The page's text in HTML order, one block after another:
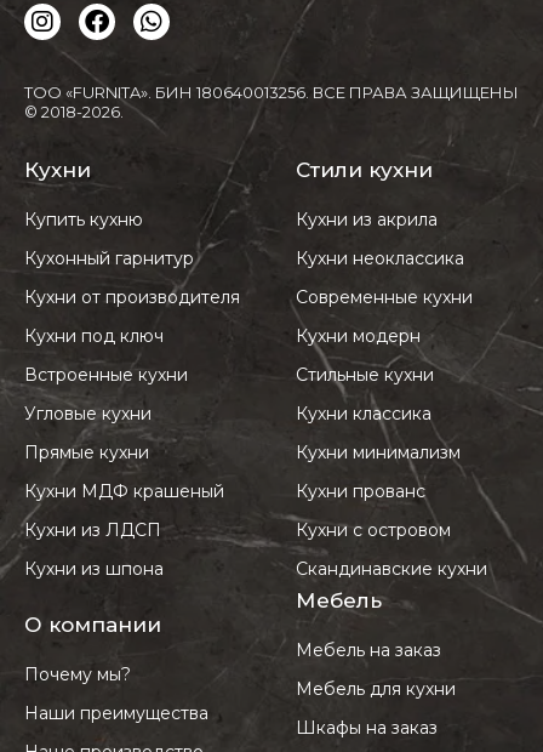
ТОО «FURNITA». БИН 180640013256. ВСЕ ПРАВА ЗАЩИЩЕНЫ
© 2018-2026.
О компании
Почему мы?
Наши преимущества
Кухни
Купить кухню
Кухонный гарнитур
Кухни от производителя
Кухни под ключ
Встроенные кухни
Угловые кухни
Прямые кухни
Кухни МДФ крашеный
Кухни из ЛДСП
Кухни из шпона
Стили кухни
Кухни из акрила
Кухни неоклассика
Современные кухни
Кухни модерн
Стильные кухни
Кухни классика
Кухни минимализм
Кухни прованс
Кухни с островом
Скандинавские кухни
Мебель
Мебель на заказ
Мебель для кухни
Шкафы на заказ